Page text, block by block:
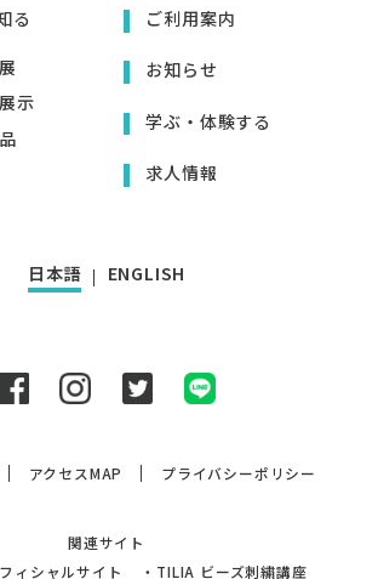
る
示
ご利用案内
お知らせ
学ぶ・体験する
求人情報
日本語 ENGLISH
アクセスMAP プライバシーポリシー
関連サイト
ィシャルサイト ・ TILIA ビーズ刺繍講座